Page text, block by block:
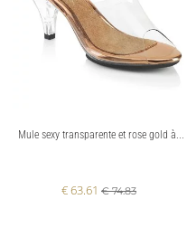
Mule sexy transparente et rose gold à...
€ 63.61 € 74.83